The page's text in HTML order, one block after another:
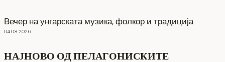
Вечер на унгарската музика, фолкор и традиција
04.08.2026
НАЈНОВО ОД ПЕЛАГОНИСКИТЕ